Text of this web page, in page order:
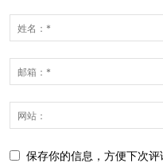
保存你的信息，方便下次评